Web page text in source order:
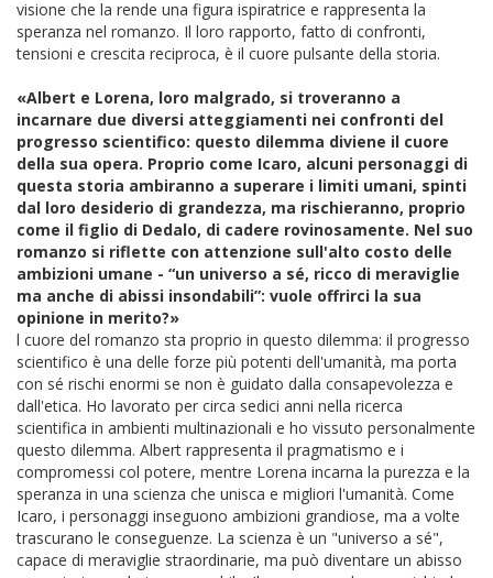
visione che la rende una figura ispiratrice e rappresenta la
speranza nel romanzo. Il loro rapporto, fatto di confronti,
tensioni e crescita reciproca, è il cuore pulsante della storia.
«Albert e Lorena, loro malgrado, si troveranno a
incarnare due diversi atteggiamenti nei confronti del
progresso scientifico: questo dilemma diviene il cuore
della sua opera. Proprio come Icaro, alcuni personaggi di
questa storia ambiranno a superare i limiti umani, spinti
dal loro desiderio di grandezza, ma rischieranno, proprio
come il figlio di Dedalo, di cadere rovinosamente. Nel suo
romanzo si riflette con attenzione sull'alto costo delle
ambizioni umane - “un universo a sé, ricco di meraviglie
ma anche di abissi insondabili”: vuole offrirci la sua
opinione in merito?»
l cuore del romanzo sta proprio in questo dilemma: il progresso
scientifico è una delle forze più potenti dell'umanità, ma porta
con sé rischi enormi se non è guidato dalla consapevolezza e
dall'etica. Ho lavorato per circa sedici anni nella ricerca
scientifica in ambienti multinazionali e ho vissuto personalmente
questo dilemma. Albert rappresenta il pragmatismo e i
compromessi col potere, mentre Lorena incarna la purezza e la
speranza in una scienza che unisca e migliori l'umanità. Come
Icaro, i personaggi inseguono ambizioni grandiose, ma a volte
trascurano le conseguenze. La scienza è un "universo a sé",
capace di meraviglie straordinarie, ma può diventare un abisso